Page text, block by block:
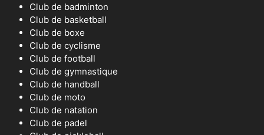
Club de badminton
Club de basketball
Club de boxe
Club de cyclisme
Club de football
Club de gymnastique
Club de handball
Club de moto
Club de natation
Club de padel